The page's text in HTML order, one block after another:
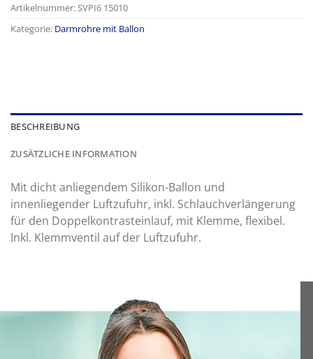
Artikelnummer:SVPI6 15010
Kategorie: Darmrohre mit Ballon
BESCHREIBUNG
ZUSÄTZLICHE INFORMATION
Mit dicht anliegendem Silikon-Ballon und
innenliegender Luftzufuhr, inkl. Schlauchverlängerung
für den Doppelkontrasteinlauf, mit Klemme, flexibel.
Inkl. Klemmventil auf der Luftzufuhr.